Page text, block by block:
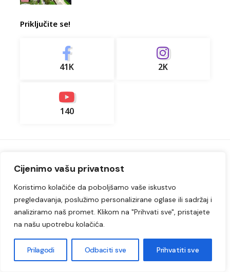
Cijenimo vašu privatnost
Koristimo kolačiće da poboljšamo vaše iskustvo
pregledavanja, poslužimo personalizirane oglase ili sadržaj i
analiziramo naš promet. Klikom na "Prihvati sve", pristajete
na našu upotrebu kolačića.
Prilagodi Odbaciti sve Prihvatiti sve
Priključite se!
41K 2K
140
Preporučujemo
Čestitka gradonačelnika Grada Lukavac povodom osvajanja
srebrne medalje reprezentacije Bosne i Hercegovine u
sjedećoj odbojci
22. Jula 2026.
Lukavac
Oko 200 bivših radnika Koksare noć provelo ispred fabrike,
traže uvezivanje staža i isplatu dugovanja